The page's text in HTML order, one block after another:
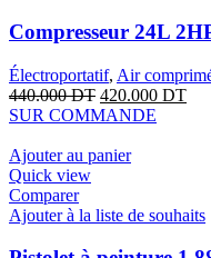
Compresseur 24L
Électroportatif, Air
440.000DT 420.000 DT
SUR COMMANDE
Ajouter au panier
Quick view
Comparer
Ajouter à la liste de souhaits